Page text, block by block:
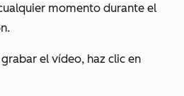
momento durante el
el vídeo, haz clic en